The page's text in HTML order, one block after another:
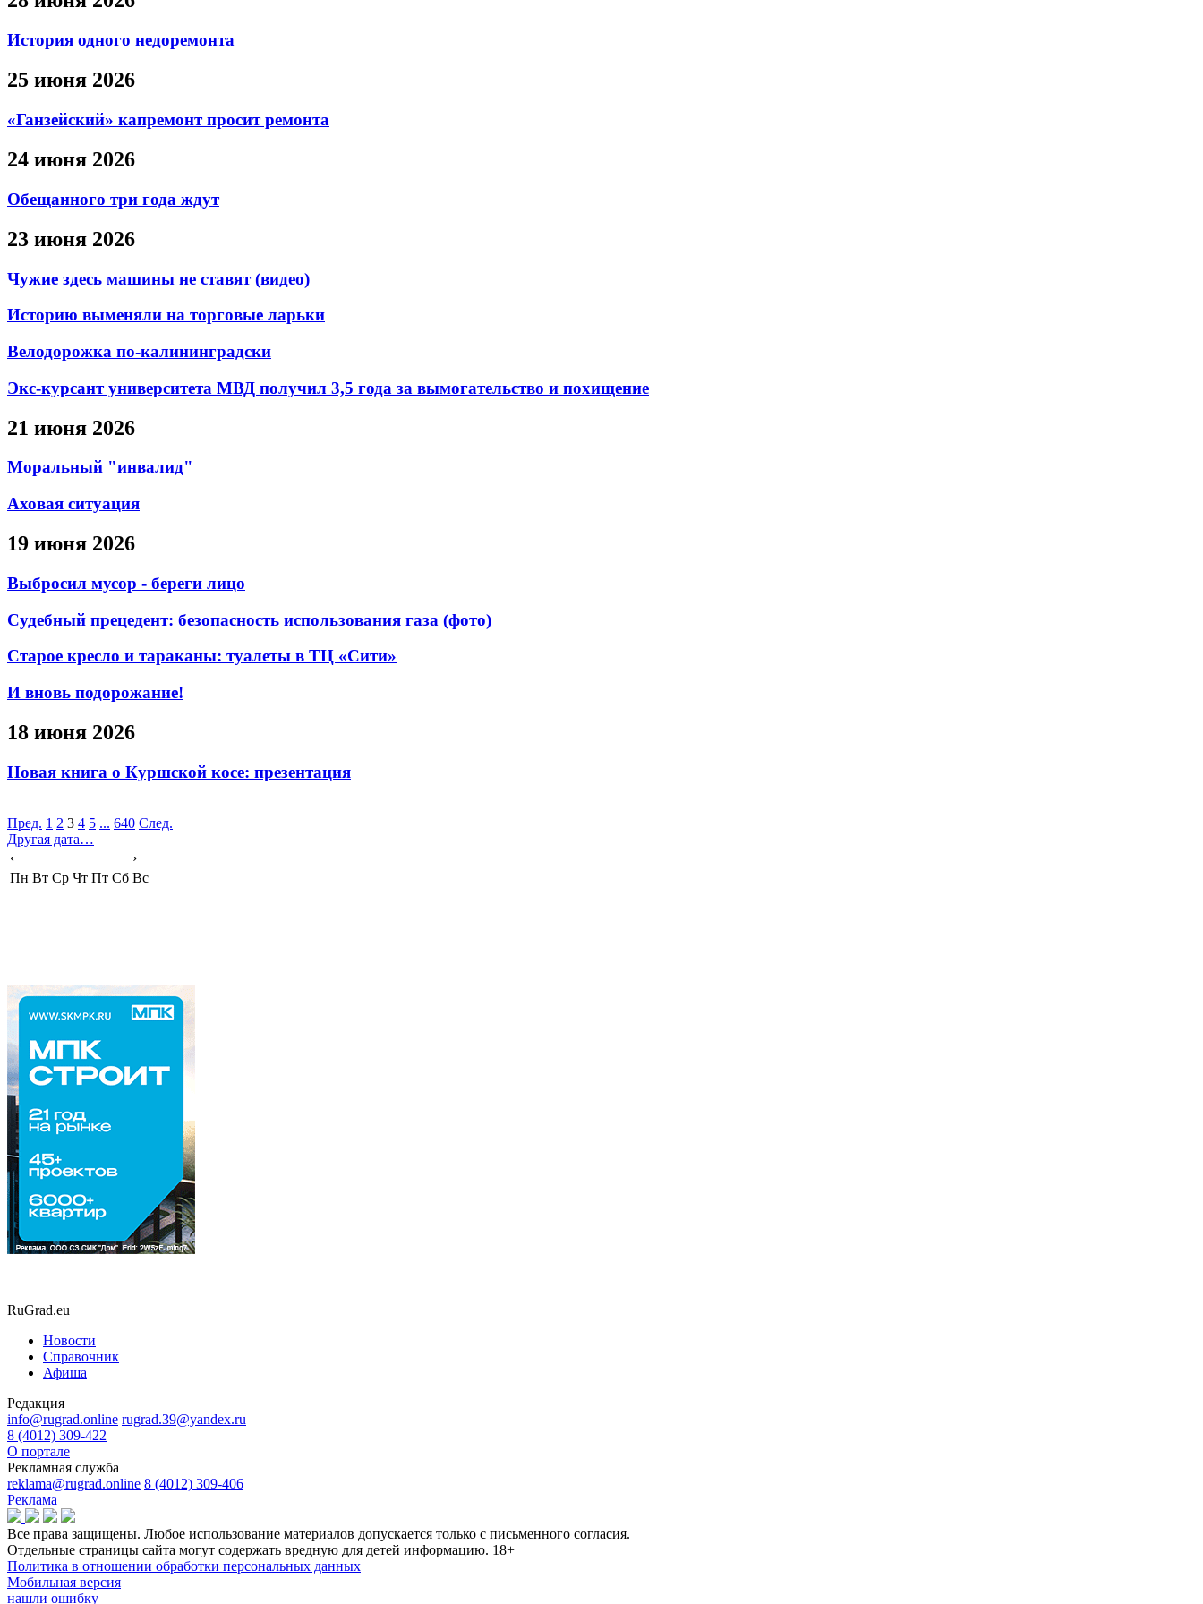
История одного недоремонта
25 июня 2026
«Ганзейский» капремонт просит ремонта
24 июня 2026
Обещанного три года ждут
23 июня 2026
Чужие здесь машины не ставят (видео)
Историю выменяли на торговые ларьки
Велодорожка по-калининградски
Экс-курсант университета МВД получил 3,5 года за вымогательство и похищение
21 июня 2026
Моральный "инвалид"
Аховая ситуация
19 июня 2026
Выбросил мусор - береги лицо
Судебный прецедент: безопасность использования газа (фото)
Старое кресло и тараканы: туалеты в ТЦ «Сити»
И вновь подорожание!
18 июня 2026
Новая книга о Куршской косе: презентация
Пред. 1 2 3 4 5 ... 640 След.
Другая дата…
‹
›
Пн Вт Ср Чт Пт Сб Вс
RuGrad.eu
Новости
Справочник
Афиша
Редакция
info@rugrad.online rugrad.39@yandex.ru
8 (4012) 309-422
О портале
Рекламная служба
reklama@rugrad.online 8 (4012) 309-406
Реклама
Все права защищены. Любое использование материалов допускается только с письменного согласия.
Отдельные страницы сайта могут содержать вредную для детей информацию. 18+
Политика в отношении обработки персональных данных
Мобильная версия
нашли ошибку